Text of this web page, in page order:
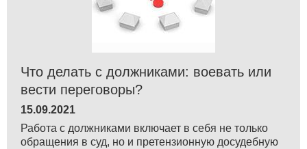
Что делать с должниками: воевать или
вести переговоры?
15.09.2021
Работа с должниками включает в себя не только
обращения в суд, но и претензионную досудебную